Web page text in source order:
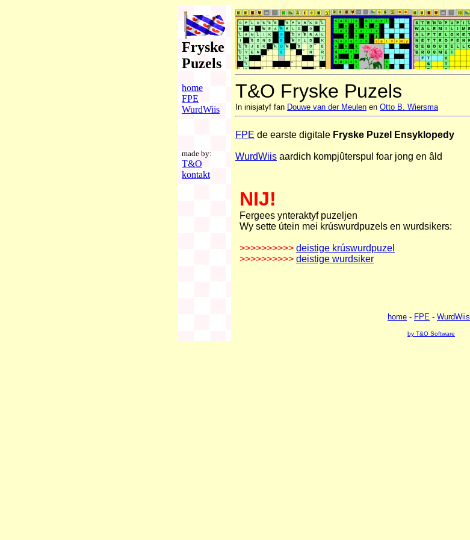
Fryske
Puzels
home
FPE
WurdWiis
made by:
T&O
kontakt
T&O Fryske Puzels
In inisjatyf fan Douwe van der Meulen en Otto B. Wiersma
FPE de earste digitale Fryske Puzel Ensyklopedy
WurdWiis aardich kompjûterspul foar jong en âld
NIJ!
Fergees ynteraktyf puzeljen
Wy sette útein mei krúswurdpuzels en wurdsikers:
>>>>>>>>>> deistige krúswurdpuzel
>>>>>>>>>> deistige wurdsiker
home - FPE - WurdWiis
by T&O Software